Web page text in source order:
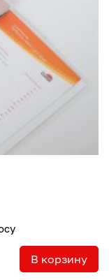
В корзину